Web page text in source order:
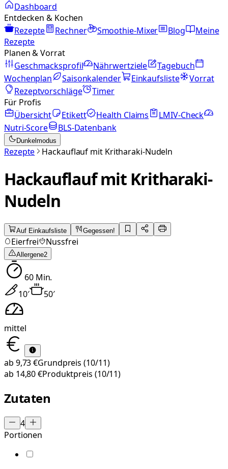
Dashboard
Entdecken & Kochen
Rezepte
Rechner Smoothie-Mixer Blog
Meine
Rezepte
Planen & Vorrat
Geschmacksprofil
Nährwertziele
Tagebuch
Wochenplan
Saisonkalender Einkaufsliste
Vorrat
Rezeptvorschläge
Timer
Für Profis
Übersicht
Etikett Health Claims
LMIV-Check
Nutri-Score
BLS-Datenbank
Dunkelmodus
Rezepte Hackauflauf mit Kritharaki-Nudeln
Hackauflauf mit Kritharaki-
Nudeln
Auf Einkaufsliste Gegessen!
Eierfrei Nussfrei
Allergene2
60Min.
10′ 50′
mittel
ab 9,73 €Grundpreis (10/11)
ab 14,80 €Produktpreis (10/11)
Zutaten
4
Portionen